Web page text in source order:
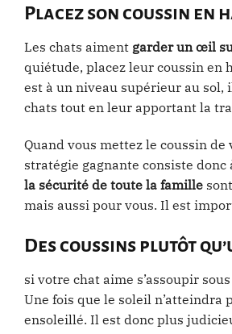
Placez son coussin en
Les chats aiment garder un œil
quiétude, placez leur coussin en
est à un niveau supérieur au sol,
chats tout en leur apportant la
Quand vous mettez le coussin
stratégie gagnante consiste
la sécurité de toute la famille
mais aussi pour vous. Il est
Des coussins plutôt
si votre chat aime s’assoupir
Une fois que le soleil n’atteindra
ensoleillé. Il est donc plus